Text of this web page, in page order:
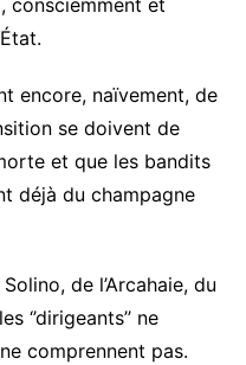
consciemment et
encore, naïvement, de
se doivent de
et que les bandits
déjà du champagne
de l’Arcahaie, du
‘’dirigeants’’ ne
comprennent pas.